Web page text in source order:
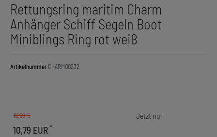
Rettungsring maritim Charm
Anhänger Schiff Segeln Boot
Miniblings Ring rot weiß
Artikelnummer CHARM00232
12,99 €
10,79 EUR *